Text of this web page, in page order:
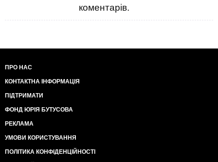
коментарів.
ПРО НАС
КОНТАКТНА ІНФОРМАЦІЯ
ПІДТРИМАТИ
ФОНД ЮРІЯ БУТУСОВА
РЕКЛАМА
УМОВИ КОРИСТУВАННЯ
ПОЛІТИКА КОНФІДЕНЦІЙНОСТІ